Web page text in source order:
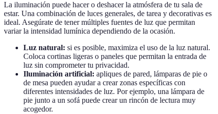
La iluminación puede hacer o deshacer la atmósfera de tu sala de
estar. Una combinación de luces generales, de tarea y decorativas es
ideal. Asegúrate de tener múltiples fuentes de luz que permitan
variar la intensidad lumínica dependiendo de la ocasión.
Luz natural: si es posible, maximiza el uso de la luz natural.
Coloca cortinas ligeras o paneles que permitan la entrada de
luz sin comprometer tu privacidad.
Iluminación artificial: apliques de pared, lámparas de pie o
de mesa pueden ayudar a crear zonas específicas con
diferentes intensidades de luz. Por ejemplo, una lámpara de
pie junto a un sofá puede crear un rincón de lectura muy
acogedor.